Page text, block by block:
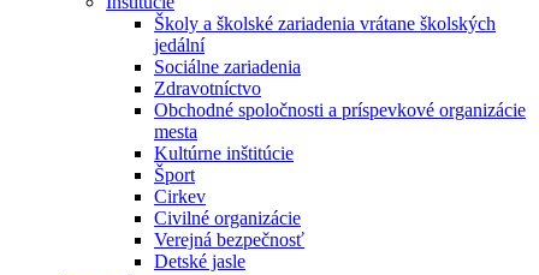
Školy a školské zariadenia vrátane školských
jedální
Sociálne zariadenia
Zdravotníctvo
Obchodné spoločnosti a príspevkové organizácie
mesta
Kultúrne inštitúcie
Šport
Cirkev
Civilné organizácie
Verejná bezpečnosť
Detské jasle